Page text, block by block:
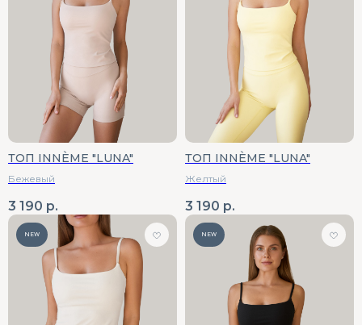
ТОП INNÈME "LUNA"
Бежевый
3 190 р.
ТОП INNÈME "LUNA"
Желтый
3 190 р.
NEW NEW